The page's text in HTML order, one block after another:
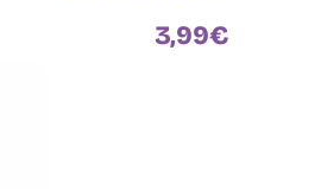
3,99€